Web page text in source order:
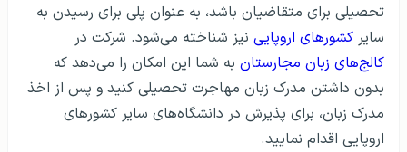
تحصیلی برای متقاضیان باشد، به عنوان پلی برای رسیدن به
سایر کشورهای اروپایی نیز شناخته می‌شود. شرکت در
کالج‌های زبان مجارستان به شما این امکان را می‌دهد که
بدون داشتن مدرک زبان مهاجرت تحصیلی کنید و پس از اخذ
مدرک زبان، برای پذیرش در دانشگاه‌های سایر کشورهای
اروپایی اقدام نمایید.